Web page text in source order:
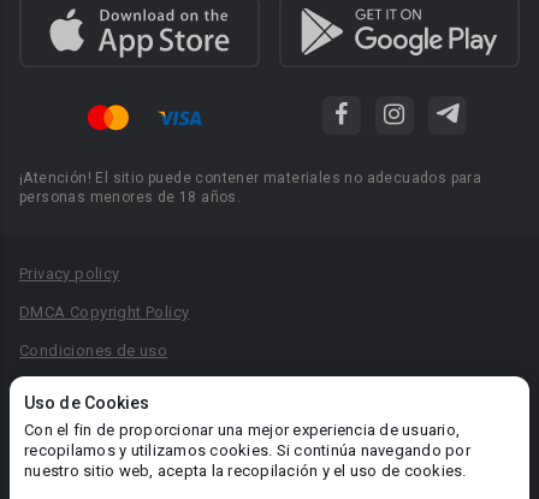
Uso de Cookies
Con el fin de proporcionar una mejor experiencia de usuario,
recopilamos y utilizamos cookies. Si continúa navegando por
nuestro sitio web, acepta la recopilación y el uso de cookies.
¡Atención! El sitio puede contener materiales no adecuados para
personas menores de 18 años.
Privacy policy
DMCA Copyright Policy
Condiciones de uso
Reglas para la publicación de libros
Área RR.PP.: pr@booknet.com